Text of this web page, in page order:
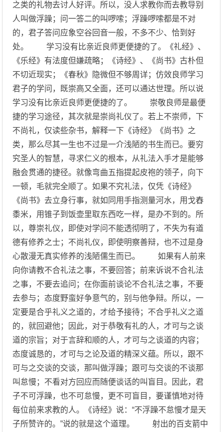
之类的礼物去讨人好评。所以，没人求教你而去教导别
人叫做浮躁；问一答二的叫啰嗦；浮躁啰嗦都是不对
的，君子答问应象空谷回音一般，不多不少、恰到好
处。 学习没有比亲近良师更便捷的了。《礼经》、
《乐经》有法度但嫌疏略；《诗经》、《尚书》古朴但
不切近现实；《春秋》隐微但不够周详；仿效良师学习
君子的学问，既崇高又全面，还可以通达世理。所以说
学习没有比亲近良师更便捷的了。 崇敬良师是最便
捷的学习途径，其次就是崇尚礼仪了。若上不崇师，下
不尚礼，仅读些杂书，解释一下《诗经》《尚书》之
类，那么尽其一生也不过是一介浅陋的书生而已。要穷
究圣人的智慧，寻求仁义的根本，从礼法入手才是能够
融会贯通的捷径。就像弯曲五指提起皮袍的领子，向下
一顿，毛就完全顺了。如果不究礼法，仅凭《诗经》
《尚书》去立身行事，就如同用手指测量河水，用戈舂
黍米，用锥子到饭壶里取东西吃一样，是办不到的。所
以，尊崇礼仪，即使对学问不能透彻明了，不失为有道
德有修养之士；不尚礼仪，即使明察善辩，也不过是身
心散漫无真实修养的浅陋儒生而已。 如果有人前来
向你请教不合礼法之事，不要回答；前来诉说不合礼法
之事，不要去追问；在你面前谈论不合礼法之事，不要
去参与；态度野蛮好争意气的，别与他争辩。所以，一
定要是合乎礼义之道的，才给予接待；不合乎礼义之道
的，就回避他；因此，对于恭敬有礼的人，才可与之谈
道的宗旨；对于言辞和顺的人，才可与之谈道的内容；
态度诚恳的，才可与之论及道的精深义蕴。所以，跟不
可与之交谈的交谈，那叫做浮躁；跟可与交谈的不谈那
叫怠慢；不看对方回应而随便谈话的叫盲目。因此，君
子不可浮躁，也不可怠慢，更不可盲目，要谨慎地对待
每位前来求教的人。《诗经》说：“不浮躁不怠慢才是天
子所赞许的。”说的就是这个道理。 射出的百支箭中